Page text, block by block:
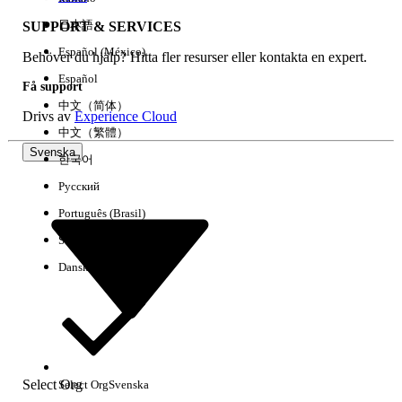
Rensa alla Klart
Här är några söktips
Kontrollera stavningen av dina nyckelord.
SUPPORT & SERVICES
Behöver du hjälp? Hitta fler resurser eller kontakta en expert.
Få support
Drivs avExperience Cloud
Svenska
Select Org
日本語
Español (México)
Español
中文（简体）
中文（繁體）
한국어
Русский
Português (Brasil)
Suomi
Dansk
Select OrgSvenska